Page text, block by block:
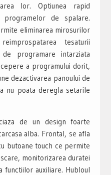
lor. Optiunea rapid
de spalare.
eliminarea mirosurilor
tesaturii
programare intarziata
a programului dorit,
dezactivarea panoului de
nu poata deregla setarile
de un design foarte
alba. Frontal, se afla
butoane touch ce permite
monitorizarea duratei
functiilor auxiliare. Hubloul